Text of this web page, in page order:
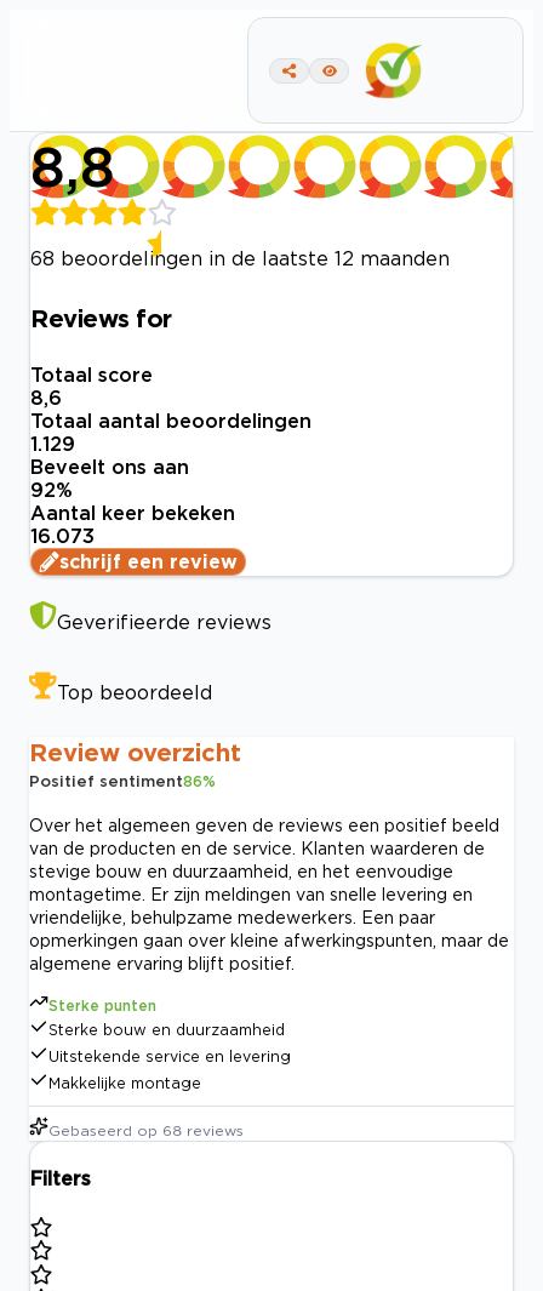
8,8
68 beoordelingen in de laatste 12 maanden
Reviews for
Totaal score
8,6
Totaal aantal beoordelingen
1.129
Beveelt ons aan
92%
Aantal keer bekeken
16.073
schrijf een review
Geverifieerde reviews
Top beoordeeld
Review overzicht
Positief sentiment86%
Over het algemeen geven de reviews een positief beeld
van de producten en de service. Klanten waarderen de
stevige bouw en duurzaamheid, en het eenvoudige
montagetime. Er zijn meldingen van snelle levering en
vriendelijke, behulpzame medewerkers. Een paar
opmerkingen gaan over kleine afwerkingspunten, maar de
algemene ervaring blijft positief.
Sterke punten
Sterke bouw en duurzaamheid
Uitstekende service en levering
Makkelijke montage
Gebaseerd op 68 reviews
Filters